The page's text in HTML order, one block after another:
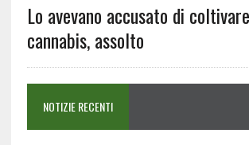
Lo avevano accusato di
cannabis, assolto
NOTIZIE RECENTI